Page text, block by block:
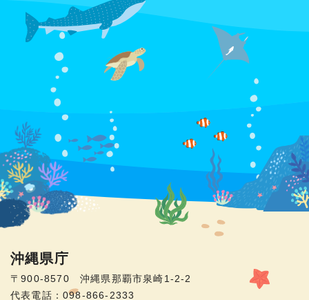
沖縄県庁
〒900-8570 沖縄県那覇市泉崎1-2-2
代表電話：098-866-2333